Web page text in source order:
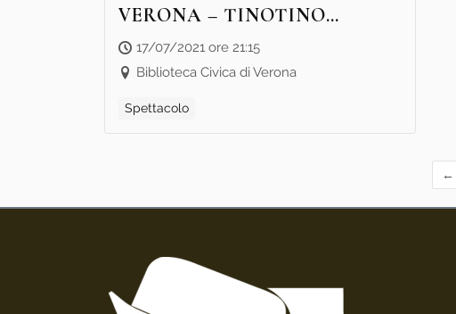
VERONA – TINOTINO
TINOTINA TINO TIN TIN
TIN
17/07/2021 ore 21:15
Biblioteca Civica di Verona
Spettacolo
←